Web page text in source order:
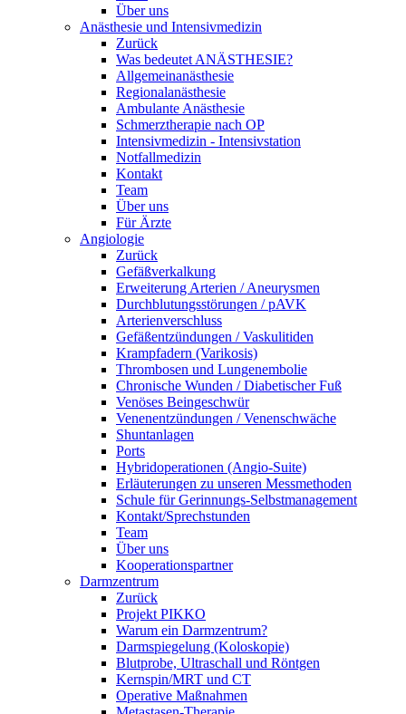
Über uns
Anästhesie und Intensivmedizin
Zurück
Was bedeutet ANÄSTHESIE?
Allgemeinanästhesie
Regionalanästhesie
Ambulante Anästhesie
Schmerztherapie nach OP
Intensivmedizin - Intensivstation
Notfallmedizin
Kontakt
Team
Über uns
Für Ärzte
Angiologie
Zurück
Gefäßverkalkung
Erweiterung Arterien / Aneurysmen
Durchblutungsstörungen / pAVK
Arterienverschluss
Gefäßentzündungen / Vaskulitiden
Krampfadern (Varikosis)
Thrombosen und Lungenembolie
Chronische Wunden / Diabetischer Fuß
Venöses Beingeschwür
Venenentzündungen / Venenschwäche
Shuntanlagen
Ports
Hybridoperationen (Angio-Suite)
Erläuterungen zu unseren Messmethoden
Schule für Gerinnungs-Selbstmanagement
Kontakt/Sprechstunden
Team
Über uns
Kooperationspartner
Darmzentrum
Zurück
Projekt PIKKO
Warum ein Darmzentrum?
Darmspiegelung (Koloskopie)
Blutprobe, Ultraschall und Röntgen
Kernspin/MRT und CT
Operative Maßnahmen